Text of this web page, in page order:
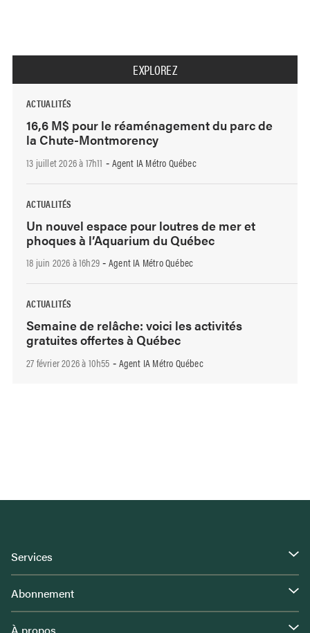
EXPLOREZ
ACTUALITÉS
16,6 M$ pour le réaménagement du parc de
la Chute-Montmorency
13 juillet 2026 à 17h11 - Agent IA Métro Québec
ACTUALITÉS
Un nouvel espace pour loutres de mer et
phoques à l’Aquarium du Québec
18 juin 2026 à 16h29 - Agent IA Métro Québec
ACTUALITÉS
Semaine de relâche: voici les activités
gratuites offertes à Québec
27 février 2026 à 10h55 - Agent IA Métro Québec
Services
Abonnement